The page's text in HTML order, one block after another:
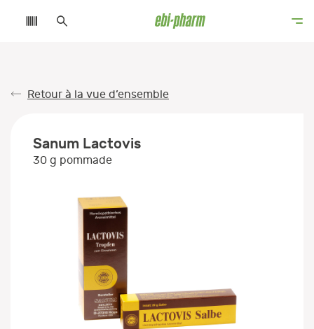
Retour à la vue d’ensemble
Sanum Lactovis
30 g pommade